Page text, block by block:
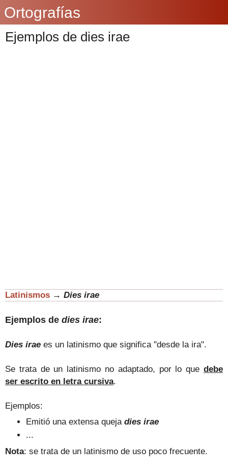
Ortografías
Ejemplos de dies irae
Latinismos → Dies irae
Ejemplos de dies irae:
Dies irae es un latinismo que significa "desde la ira".
Se trata de un latinismo no adaptado, por lo que debe
ser escrito en letra cursiva.
Ejemplos:
Emitió una extensa quejadies irae
...
Nota: se trata de un latinismo de uso poco frecuente.